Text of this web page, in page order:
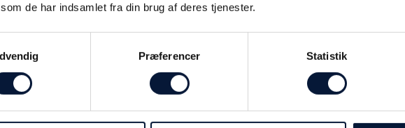
de har indsamlet fra din brug af deres tjenester.
Præferencer Statistik
med på sociale